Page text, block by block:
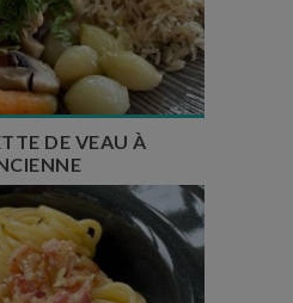
: 40 min
: 1H30 + 15 min
couverts : 8
DE VEAU À